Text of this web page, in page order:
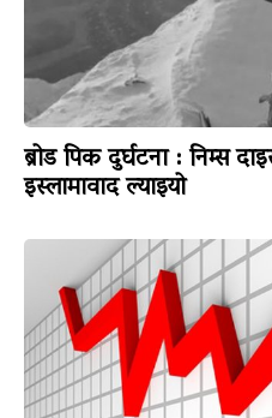
ब्रोड पिक दुर्घटना : निम्स
इस्लामावाद ल्याइयो